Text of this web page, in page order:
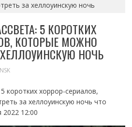
за хеллоуинскую ночь
5 КОРОТКИХ
КОТОРЫЕ МОЖНО
НОЧЬ
коротких хоррор-сериалов,
за хеллоуинскую ночь что
12:00